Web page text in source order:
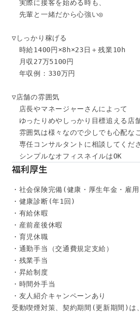
実際に接客を始める時も、
先輩と一緒だから心強い◎
▽しっかり稼げる
時給1400円×8h×23日＋残業10h
月収27万5100円
年収例：330万円
▽店舗の雰囲気
店長やマネージャーさんによって
ゆったりめやしっかり目標追える店
雰囲気は様々なので少しでも心配な
専任コンサルタントに相談してくだ
シンプルなオフィスネイルはOK
福利厚生
・社会保険完備(健康・厚生年金・雇
・健康診断(年1回)
・有給休暇
・産前産後休暇
・育児休職
・通勤手当（交通費規定支給）
・残業手当
・昇給制度
・時間外手当
・友人紹介キャンペーンあり
受動喫煙対策、契約期間(更新期間)は